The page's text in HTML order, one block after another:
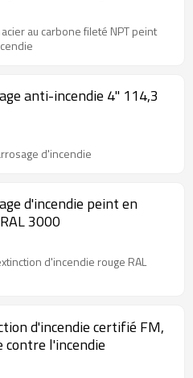
au carbone fileté NPT peint
anti-incendie 4" 114,3
d'incendie
d'incendie peint en
3000
d'incendie rouge RAL
d'incendie certifié FM,
l'incendie